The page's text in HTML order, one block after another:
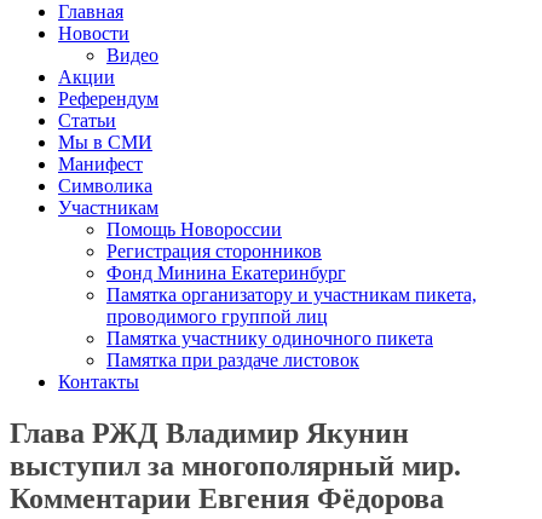
Главная
Новости
Видео
Акции
Референдум
Статьи
Мы в СМИ
Манифест
Символика
Участникам
Помощь Новороссии
Регистрация сторонников
Фонд Минина Екатеринбург
Памятка организатору и участникам пикета,
проводимого группой лиц
Памятка участнику одиночного пикета
Памятка при раздаче листовок
Контакты
Глава РЖД Владимир Якунин
выступил за многополярный мир.
Комментарии Евгения Фёдорова